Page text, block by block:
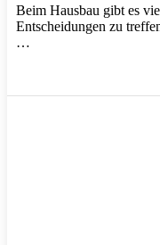
Beim Hausbau gibt es
Entscheidungen zu
…